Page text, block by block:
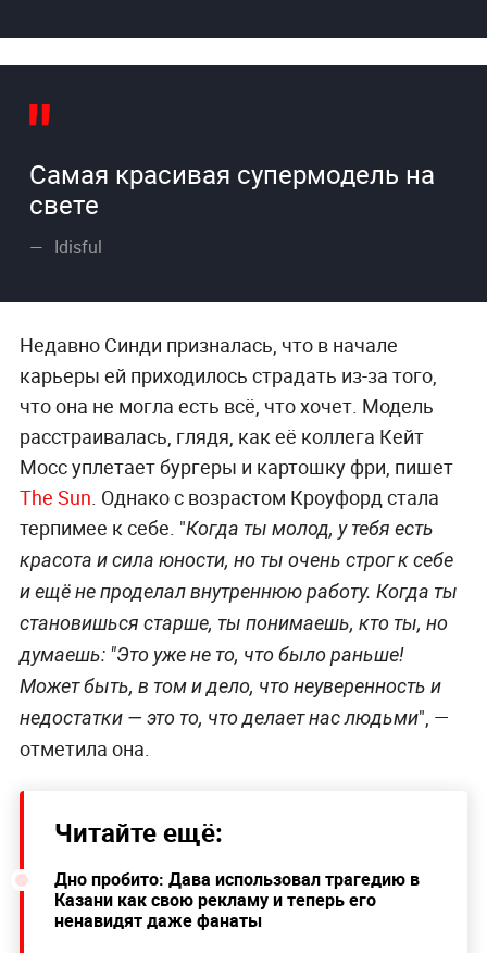
Самая красивая супермодель на
свете
Idisful
Недавно Синди призналась, что в начале
карьеры ей приходилось страдать из-за того,
что она не могла есть всё, что хочет. Модель
расстраивалась, глядя, как её коллега Кейт
Мосс уплетает бургеры и картошку фри, пишет
The Sun . Однако с возрастом Кроуфорд стала
терпимее к себе. "Когда ты молод, у тебя есть
красота и сила юности, но ты очень строг к себе
и ещё не проделал внутреннюю работу. Когда ты
становишься старше, ты понимаешь, кто ты, но
думаешь: "Это уже не то, что было раньше!
Может быть, в том и дело, что неуверенность и
недостатки — это то, что делает нас людьми", —
отметила она.
Читайте ещё:
Дно пробито: Дава использовал трагедию в
Казани как свою рекламу и теперь его
ненавидят даже фанаты